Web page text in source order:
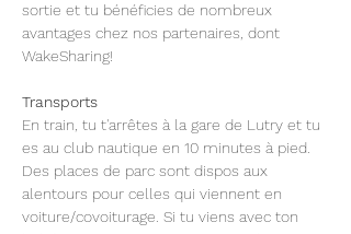
sortie et tu bénéficies de nombreux
avantages chez nos partenaires, dont
WakeSharing!
Transports
En train, tu t'arrêtes à la gare de Lutry et tu
es au club nautique en 10 minutes à pied.
Des places de parc sont dispos aux
alentours pour celles qui viennent en
voiture/covoiturage. Si tu viens avec ton